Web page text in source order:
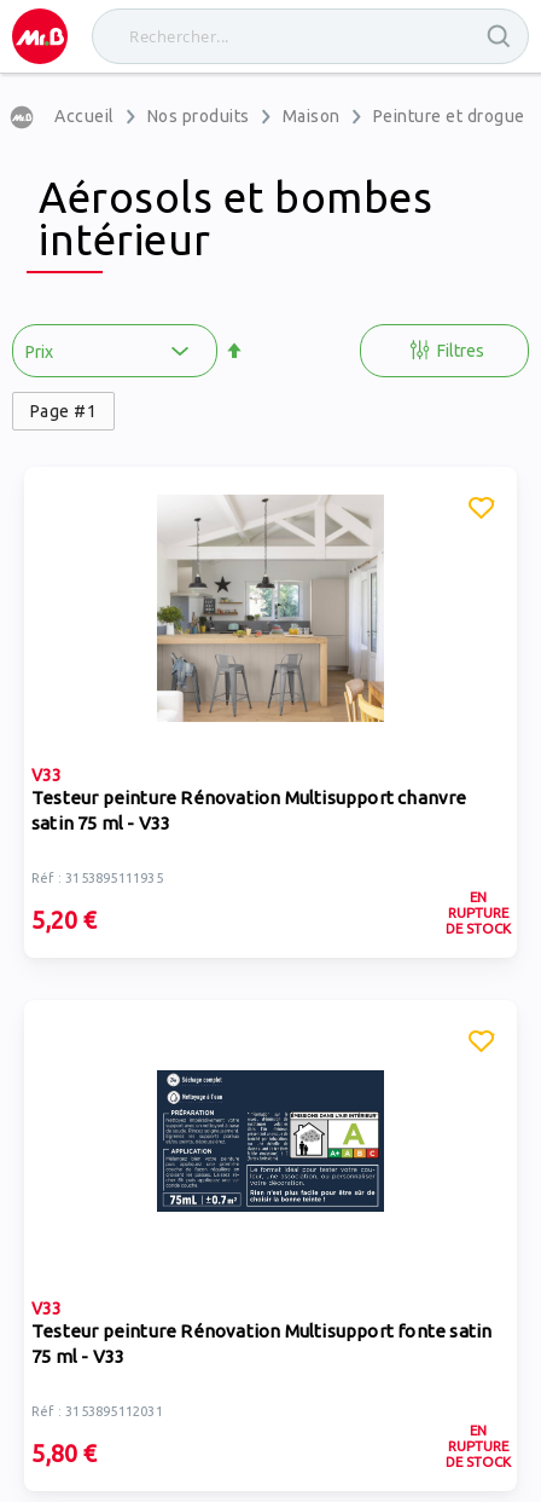
Accueil Nos produits Maison Peinture et
Aérosols et bombes
intérieur
Filtres
Page #1
V33
Testeur peinture Rénovation Multisupport chanvre
satin 75 ml - V33
Réf : 3153895111935
5,20 €
EN
RUPTURE
DE STOCK
V33
Testeur peinture Rénovation Multisupport fonte satin
75 ml - V33
Réf : 3153895112031
5,80 €
EN
RUPTURE
DE STOCK